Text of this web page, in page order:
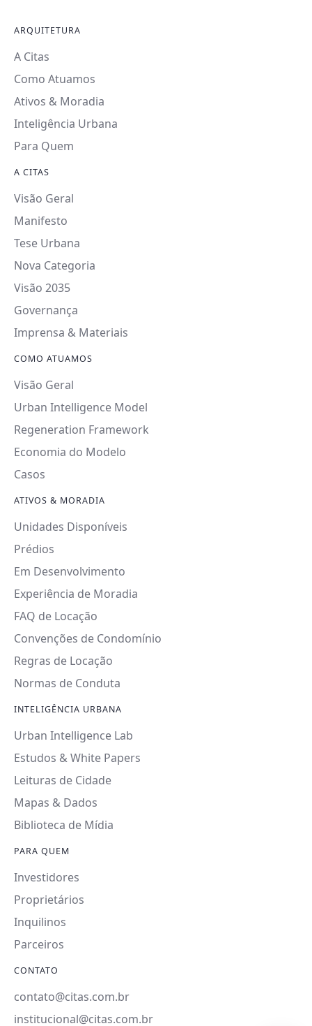
ARQUITETURA
A Citas
Como Atuamos
Ativos & Moradia
Inteligência Urbana
Para Quem
A CITAS
Visão Geral
Manifesto
Tese Urbana
Nova Categoria
Visão 2035
Governança
Imprensa & Materiais
COMO ATUAMOS
Visão Geral
Urban Intelligence Model
Regeneration Framework
Economia do Modelo
Casos
ATIVOS & MORADIA
Unidades Disponíveis
Prédios
Em Desenvolvimento
Experiência de Moradia
FAQ de Locação
Convenções de Condomínio
Regras de Locação
Normas de Conduta
INTELIGÊNCIA URBANA
Urban Intelligence Lab
Estudos & White Papers
Leituras de Cidade
Mapas & Dados
Biblioteca de Mídia
PARA QUEM
Investidores
Proprietários
Inquilinos
Parceiros
CONTATO
contato@citas.com.br
institucional@citas.com.br